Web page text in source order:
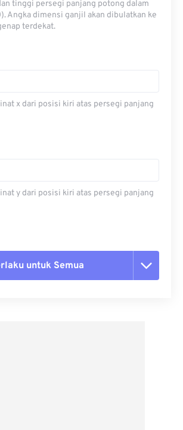
tinggi persegi panjang potong dalam
Angka dimensi ganjil akan dibulatkan ke
terdekat.
x dari posisi kiri atas persegi panjang
y dari posisi kiri atas persegi panjang
untuk Semua